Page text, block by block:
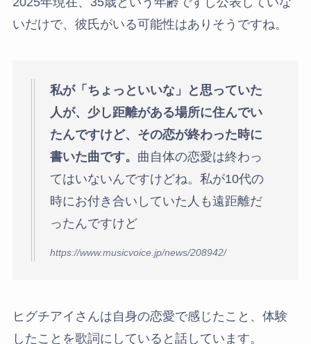
いだけで、彼氏がいる可能性はありそうですね。
私が「ちょっといいな」と思っていた
人が、少し距離がある場所に住んでい
たんですけど、その恋が終わった時に
書いた曲です。 曲自体の恋愛は終わっ
てはいないんですけどね。私が10代の
時にお付き合いしていた人も遠距離だ
ったんですけど
https://www.musicvoice.jp/news/208942/
ヒグチアイさんは自身の恋愛で感じたこと、体験
したことを歌詞にしていると話しています。